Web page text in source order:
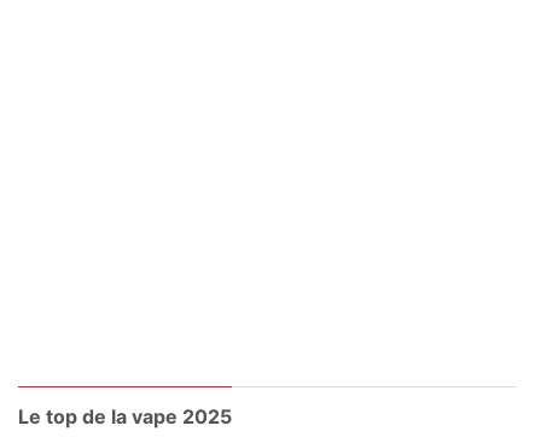
Le top de la vape 2025